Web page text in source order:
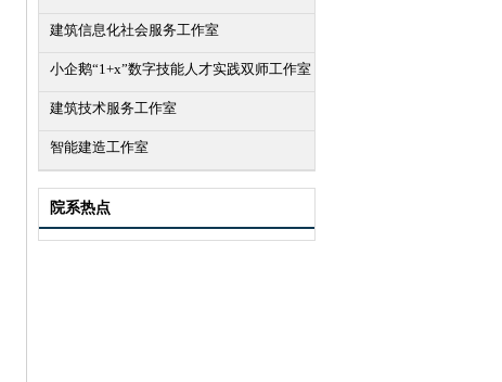
建筑信息化社会服务工作室
小企鹅“1+x”数字技能人才实践双师工作室
建筑技术服务工作室
智能建造工作室
院系热点